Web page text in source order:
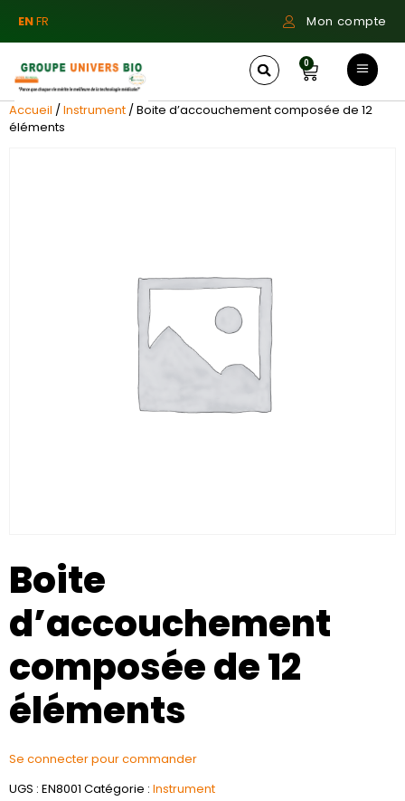
ENFR Mon compte
0
Accueil /Instrument / Boite d’accouchement composée de 12
éléments
Boite
d’accouchement
composée de 12
éléments
Se connecter pour commander
UGS : EN8001 Catégorie : Instrument